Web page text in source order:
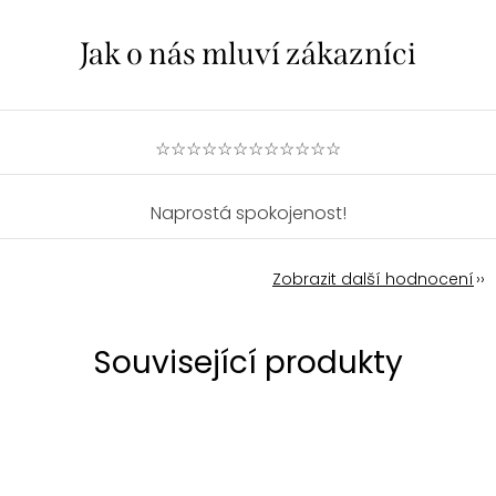
☆☆☆☆☆☆☆☆☆☆☆☆
Naprostá spokojenost!
Zobrazit další hodnocení
Související produkty